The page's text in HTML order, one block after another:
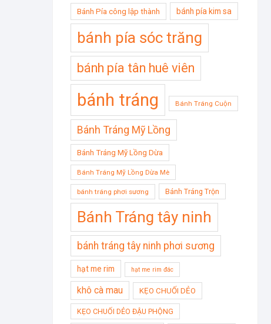
Bánh Pía công lập thành bánh pía kim sa
bánh pía sóc trăng
bánh pía tân huê viên
bánh tráng Bánh Tráng Cuộn
Bánh Tráng Mỹ Lồng
Bánh Tráng Mỹ Lồng Dừa
Bánh Tráng Mỹ Lồng Dừa Mè
bánh tráng phơi sương Bánh Tráng Trộn
Bánh Tráng tây ninh
bánh tráng tây ninh phơi sương
hạt me rim hạt me rim đác
khô cà mau KẸO CHUỐI DẺO
KẸO CHUỐI DẺO ĐẬU PHỘNG